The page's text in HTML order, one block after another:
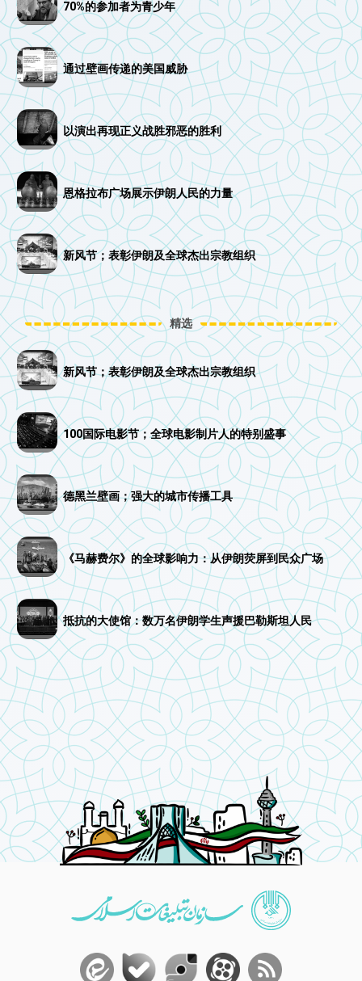
70%的参加者为青少年
通过壁画传递的美国威胁
以演出再现正义战胜邪恶的胜利
恩格拉布广场展示伊朗人民的力量
新风节；表彰伊朗及全球杰出宗教组织
精选
新风节；表彰伊朗及全球杰出宗教组织
100国际电影节；全球电影制片人的特别盛事
德黑兰壁画；强大的城市传播工具
《马赫费尔》的全球影响力：从伊朗荧屏到民众广场
抵抗的大使馆：数万名伊朗学生声援巴勒斯坦人民